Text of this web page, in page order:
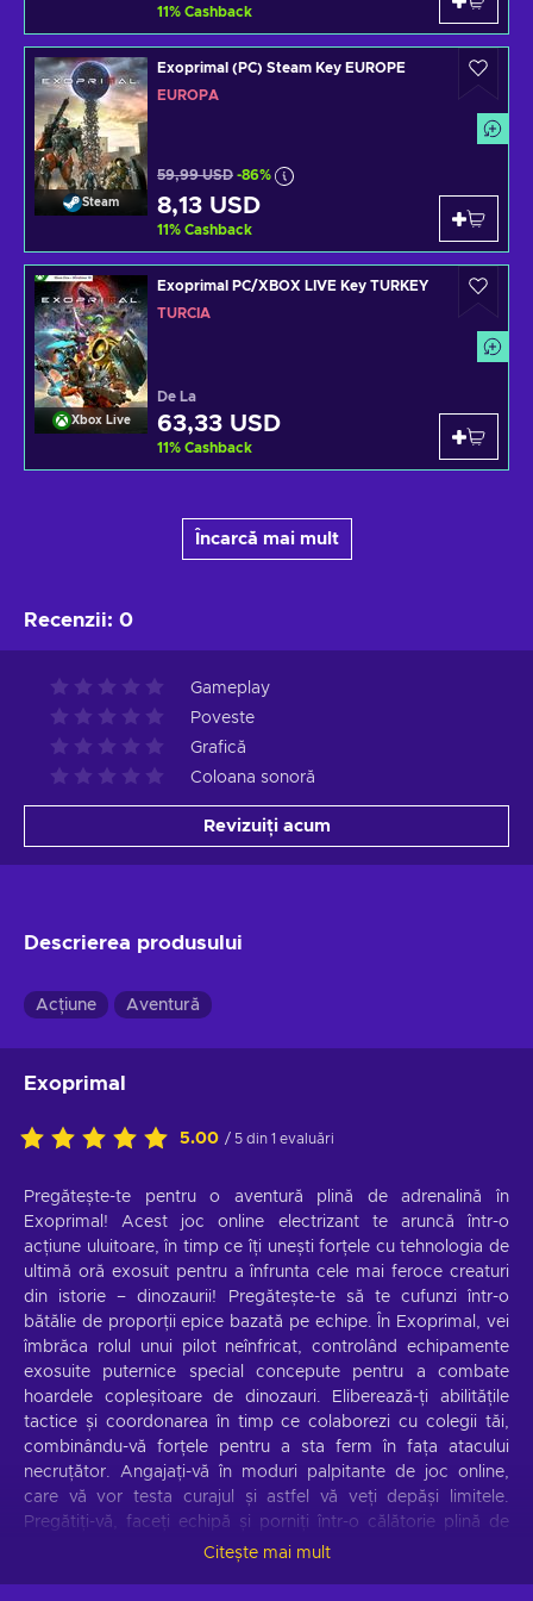
11% Cashback
Steam
Exoprimal (PC) Steam Key EUROPE
EUROPA
59,99 USD -86%
8,13 USD
11% Cashback
Xbox Live
Exoprimal PC/XBOX LIVE Key TURKEY
TURCIA
De La
63,33 USD
11% Cashback
Încarcă mai mult
Recenzii: 0
Gameplay
Poveste
Grafică
Coloana sonoră
Revizuiți acum
Descrierea produsului
Acțiune Aventură
Exoprimal
5.00 / 5 din 1 evaluări
Pregătește-te pentru o aventură plină de adrenalină în
Exoprimal! Acest joc online electrizant te aruncă într-o
acțiune uluitoare, în timp ce îți unești forțele cu tehnologia de
ultimă oră exosuit pentru a înfrunta cele mai feroce creaturi
din istorie – dinozaurii! Pregătește-te să te cufunzi într-o
bătălie de proporții epice bazată pe echipe. În Exoprimal, vei
îmbrăca rolul unui pilot neînfricat, controlând echipamente
exosuite puternice special concepute pentru a combate
hoardele copleșitoare de dinozauri. Eliberează-ți abilitățile
tactice și coordonarea în timp ce colaborezi cu colegii tăi,
combinându-vă forțele pentru a sta ferm în fața atacului
necruțător. Angajați-vă în moduri palpitante de joc online,
care vă vor testa curajul și astfel vă veți depăși limitele.
Pregătiți-vă, faceți echipă și porniți într-o călătorie plină de
entuziasm în care tehnologia avansată a umanității se
Citește mai mult